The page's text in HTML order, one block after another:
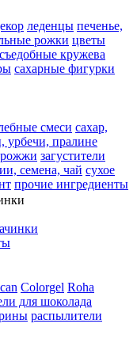
леденцы печенье,
рожки цветы
съедобные кружева
сахарные фигурки
смеси сахар,
урбечи, пралине
загустители
семена, чай сухое
прочие ингредиенты
Colorgel Roha
для шоколада
распылители